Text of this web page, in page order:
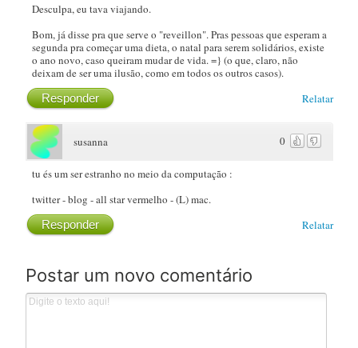
Desculpa, eu tava viajando.
Bom, já disse pra que serve o "reveillon". Pras pessoas que esperam a
segunda pra começar uma dieta, o natal para serem solidários, existe
o ano novo, caso queiram mudar de vida. =} (o que, claro, não
deixam de ser uma ilusão, como em todos os outros casos).
Relatar
Responder
0
susanna
tu és um ser estranho no meio da computação :
twitter - blog - all star vermelho - (L) mac.
Relatar
Responder
Postar um novo comentário